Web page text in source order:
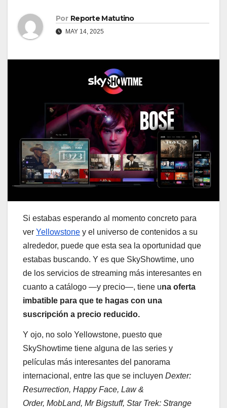
Por Reporte Matutino
MAY 14, 2025
Si estabas esperando al momento concreto para
ver Yellowstone y el universo de contenidos a su
alrededor, puede que esta sea la oportunidad que
estabas buscando. Y es que SkyShowtime, uno
de los servicios de streaming más interesantes en
cuanto a catálogo —y precio—, tiene una oferta
imbatible para que te hagas con una
suscripción a precio reducido.
Y ojo, no solo Yellowstone, puesto que
SkyShowtime tiene alguna de las series y
películas más interesantes del panorama
internacional, entre las que se incluyen Dexter:
Resurrection, Happy Face, Law &
Order, MobLand, Mr Bigstuff, Star Trek: Strange